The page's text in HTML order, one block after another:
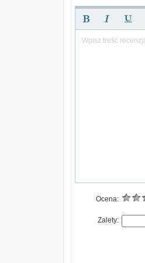
Wpisz treść recenzji
Ocena:
Zalety: